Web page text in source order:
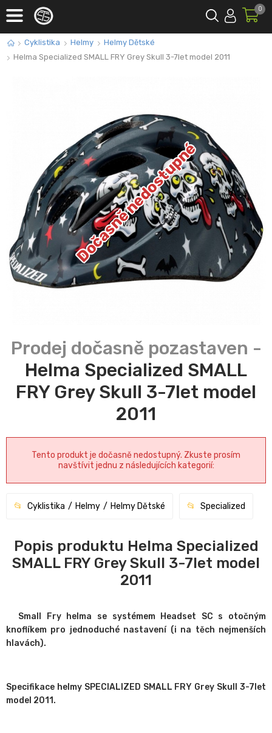
0
Cyklistika Helmy
Helmy Dětské
Helma Specialized SMALL FRY Grey Skull 3-7let model 2011
Dočasně nedostupné
Helma Specialized SMALL
FRY Grey Skull 3-7let model
2011
Tento produkt je dočasně nedostupný. Zkuste prosím
navštívit jednu z následujících kategorií:
Cyklistika Helmy Helmy Dětské Specialized
Popis produktu Helma Specialized
SMALL FRY Grey Skull 3-7let model
2011
Small Fry helma se systémem Headset SC s otočným
knoflíkem pro jednoduché nastavení (i na těch nejmenších
hlavách).
Specifikace helmy SPECIALIZED SMALL FRY Grey Skull 3-7let
model 2011.